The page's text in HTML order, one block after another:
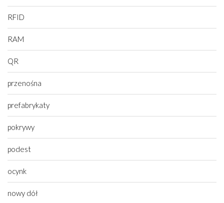
RFID
RAM
QR
przenośna
prefabrykaty
pokrywy
podest
ocynk
nowy dół